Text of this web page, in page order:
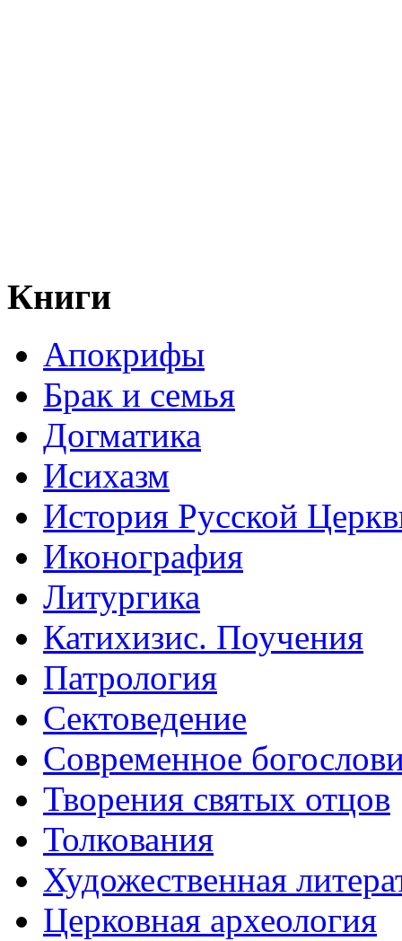
Книги
Апокрифы
Брак и семья
Догматика
Исихазм
История Русской
Иконография
Литургика
Катихизис. Поучения
Патрология
Сектоведение
Современное
Творения святых отцов
Толкования
Художественная
Церковная археология